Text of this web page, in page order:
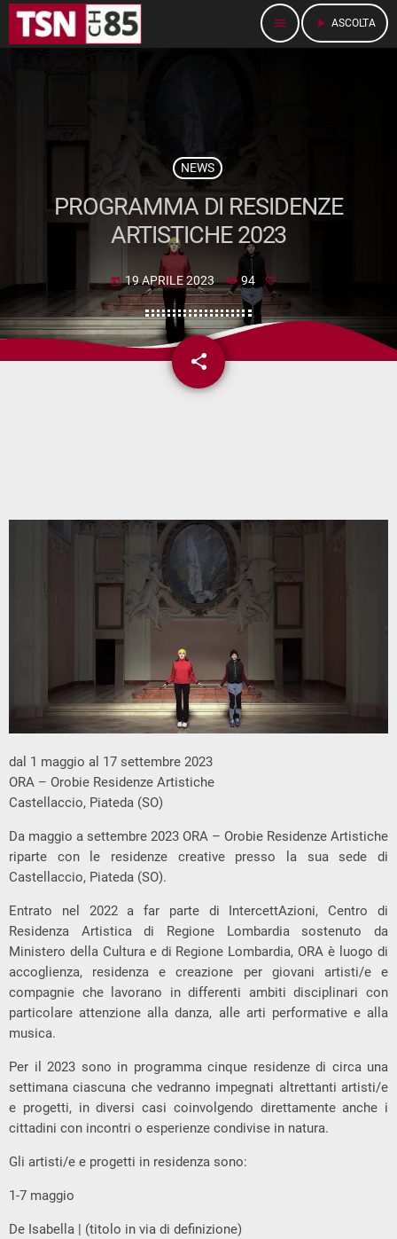
menu play_arrow ASCOLTA
NEWS
PROGRAMMA DI RESIDENZE
ARTISTICHE 2023
today 19 APRILE 2023 94
share
email
dal 1 maggio al 17 settembre 2023
ORA – Orobie Residenze Artistiche
Castellaccio, Piateda (SO)
Da maggio a settembre 2023 ORA – Orobie Residenze Artistiche
riparte con le residenze creative presso la sua sede di
Castellaccio, Piateda (SO).
Entrato nel 2022 a far parte di IntercettAzioni, Centro di
Residenza Artistica di Regione Lombardia sostenuto da
Ministero della Cultura e di Regione Lombardia, ORA è luogo di
accoglienza, residenza e creazione per giovani artisti/e e
compagnie che lavorano in differenti ambiti disciplinari con
particolare attenzione alla danza, alle arti performative e alla
musica.
Per il 2023 sono in programma cinque residenze di circa una
settimana ciascuna che vedranno impegnati altrettanti artisti/e
e progetti, in diversi casi coinvolgendo direttamente anche i
cittadini con incontri o esperienze condivise in natura.
Gli artisti/e e progetti in residenza sono:
1-7 maggio
De Isabella | (titolo in via di definizione)